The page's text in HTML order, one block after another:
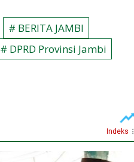
# BERITA JAMBI
# DPRD Provinsi Jambi
Indeks